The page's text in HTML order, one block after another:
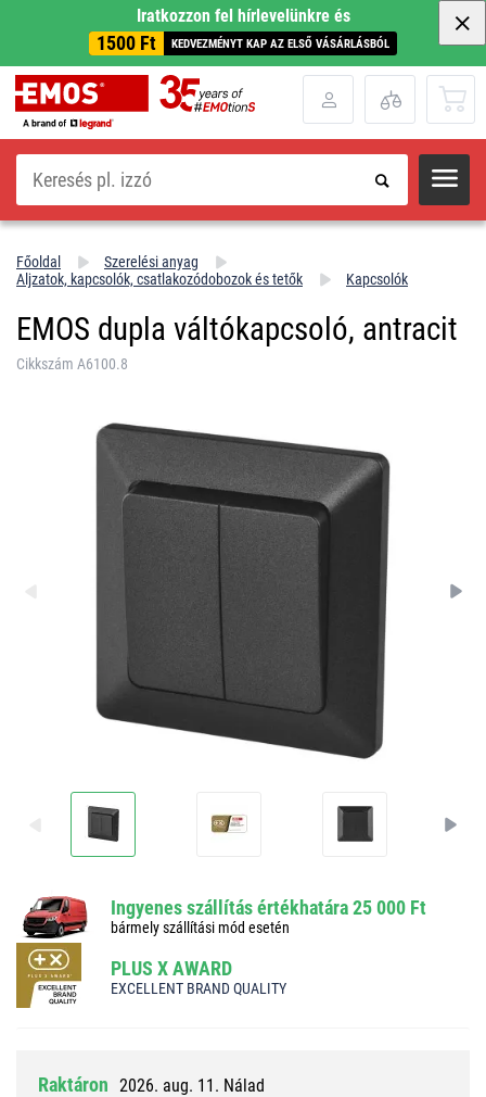
Iratkozzon fel hírlevelünkre és
1500 Ft KEDVEZMÉNYT KAP AZ ELSŐ VÁSÁRLÁSBÓL
Keresés
Főoldal
Szerelési anyag
Aljzatok, kapcsolók, csatlakozódobozok és tetők
Kapcsolók
EMOS dupla váltókapcsoló, antracit
Cikkszám A6100.8
Ingyenes szállítás értékhatára 25 000 Ft
bármely szállítási mód esetén
PLUS X AWARD
EXCELLENT BRAND QUALITY
Raktáron 2026. aug. 11. Nálad